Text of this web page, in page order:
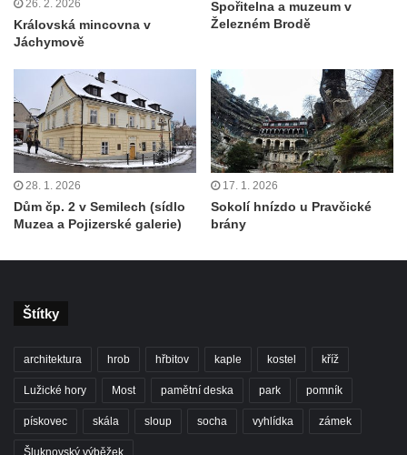
26. 2. 2026
Královská mincovna v
Jáchymově
Spořitelna a muzeum v
Železném Brodě
28. 1. 2026
Dům čp. 2 v Semilech (sídlo
Muzea a Pojizerské galerie)
17. 1. 2026
Sokolí hnízdo u Pravčické
brány
Štítky
architektura hrob hřbitov kaple kostel kříž
Lužické hory Most pamětní deska park pomník
pískovec skála sloup socha vyhlídka zámek
Šluknovský výběžek